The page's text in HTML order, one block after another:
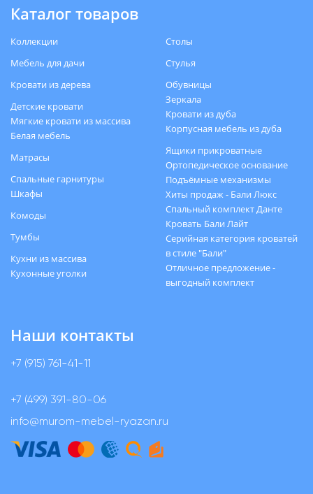
Каталог товаров
Коллекции
Мебель для дачи
Кровати из дерева
Детские кровати
Мягкие кровати из массива
Белая мебель
Матрасы
Спальные гарнитуры
Шкафы
Комоды
Тумбы
Кухни из массива
Кухонные уголки
Столы
Стулья
Обувницы
Зеркала
Кровати из дуба
Корпусная мебель из дуба
Ящики прикроватные
Ортопедическое основание
Подъёмные механизмы
Хиты продаж - Бали Люкс
Спальный комплект Данте
Кровать Бали Лайт
Серийная категория кроватей
в стиле "Бали"
Отличное предложение -
выгодный комплект
Наши контакты
+7 (915) 761-41-11
+7 (499) 391-80-06
info@murom-mebel-ryazan.ru